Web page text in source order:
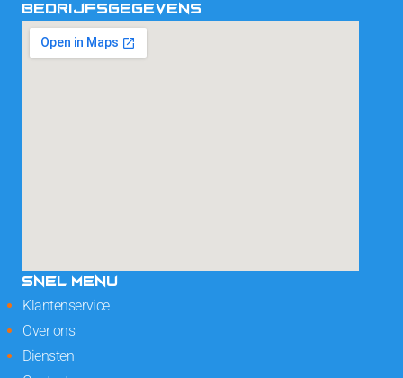
BEDRIJFSGEGEVENS
SNEL MENU
Klantenservice
Over ons
Diensten